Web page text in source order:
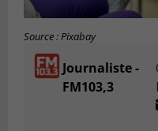
Source : Pixabay
Journaliste -
FM103,3